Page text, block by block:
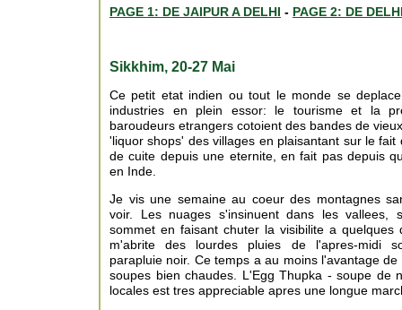
PAGE 1: DE JAIPUR A DELHI - PAGE 2: DE
Sikkhim, 20-27 Mai
Ce petit etat indien ou tout le monde se
industries en plein essor: le tourisme et la
baroudeurs etrangers cotoient des bandes de
'liquor shops' des villages en plaisantant sur le fait
de cuite depuis une eternite, en fait pas depuis
en Inde.
Je vis une semaine au coeur des montagnes
voir. Les nuages s'insinuent dans les vallees,
sommet en faisant chuter la visibilite a quelques
m'abrite des lourdes pluies de l'apres-midi
parapluie noir. Ce temps a au moins l'avantage
soupes bien chaudes. L'Egg Thupka - soupe de
locales est tres appreciable apres une longue